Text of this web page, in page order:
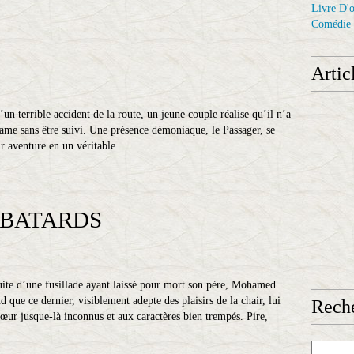
terrible accident de la route, un jeune couple réalise qu’il n’a
sans être suivi. Une présence démoniaque, le Passager, se
aventure en un véritable...
d’une fusillade ayant laissé pour mort son père, Mohamed
que ce dernier, visiblement adepte des plaisirs de la chair, lui
jusque-là inconnus et aux caractères bien trempés. Pire,
Livre
Comédie